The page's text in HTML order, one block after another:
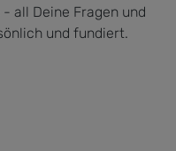
all Deine Fragen und
und fundiert.